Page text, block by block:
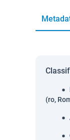
(ro,